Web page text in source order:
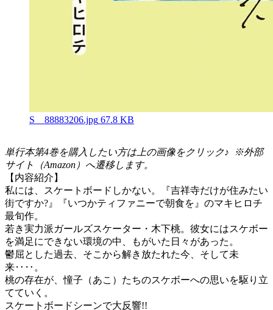
S__88883206.jpg 67.8 KB
単行本第4巻を購入したい方は上の画像をクリック♪ ※外部
サイト（Amazon）へ遷移します。
【内容紹介】
私には、スケートボードしかない。『吉祥寺だけが住みたい
街ですか?』『いつかティファニーで朝食を』のマキヒロチ
最旬作。
若き実力派ガールズスケーター・木下桃。彼女にはスケボー
を満足にできない環境の中、もがいた日々があった。
鬱屈とした過去、そこから解き放たれた今、そして未
来‥‥。
桃の存在が、憧子（あこ）たちのスケボーへの思いを駆り立
てていく。
スケートボードシーンで大反響!!